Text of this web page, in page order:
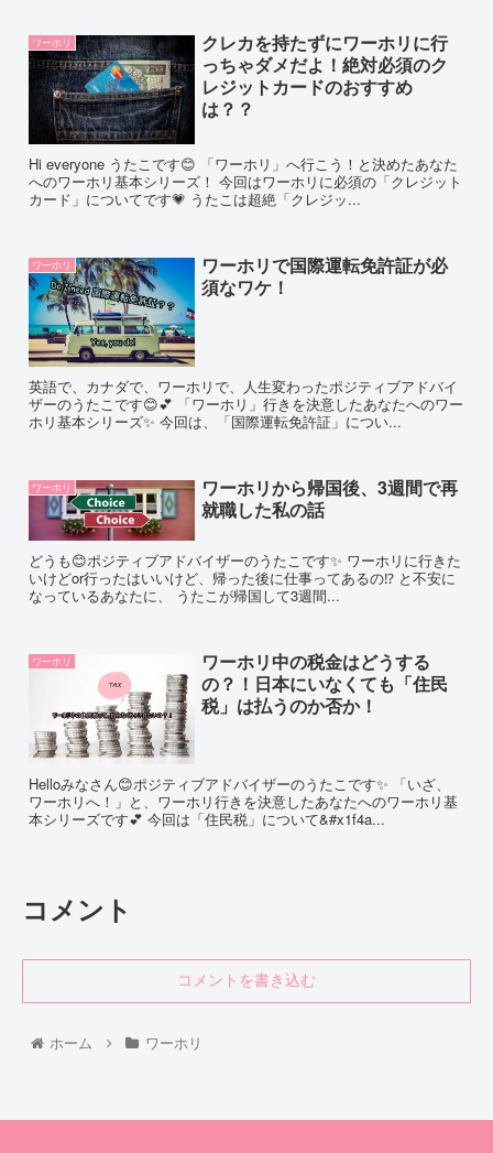
ワーホリ
クレカを持たずにワーホリに行
っちゃダメだよ！絶対必須のク
レジットカードのおすすめ
は？？
Hi everyone うたこです😊 「ワーホリ」へ行こう！と決めたあなた
へのワーホリ基本シリーズ！ 今回はワーホリに必須の「クレジット
カード」についてです💗 うたこは超絶「クレジッ...
ワーホリ
ワーホリで国際運転免許証が必
須なワケ！
英語で、カナダで、ワーホリで、人生変わったポジティブアドバイ
ザーのうたこです😊💕 「ワーホリ」行きを決意したあなたへのワー
ホリ基本シリーズ✨ 今回は、「国際運転免許証」につい...
ワーホリ
ワーホリから帰国後、3週間で再
就職した私の話
どうも😊ポジティブアドバイザーのうたこです✨ ワーホリに行きた
いけどor行ったはいいけど、帰った後に仕事ってあるの⁉ と不安に
なっているあなたに、 うたこが帰国して3週間...
ワーホリ
ワーホリ中の税金はどうする
の？！日本にいなくても「住民
税」は払うのか否か！
Helloみなさん😊ポジティブアドバイザーのうたこです✨ 「いざ、
ワーホリへ！」と、ワーホリ行きを決意したあなたへのワーホリ基
本シリーズです💕 今回は「住民税」について&#x1f4a...
コメント
コメントを書き込む
ホーム ワーホリ